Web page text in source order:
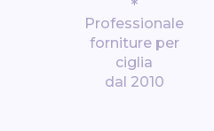
*
Professionale
forniture per
ciglia
dal 2010